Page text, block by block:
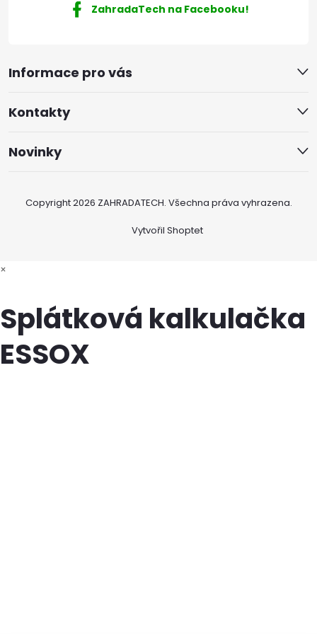
Informace pro vás
Kontakty
Novinky
ZahradaTech na Facebooku!
Vytvořil Shoptet
Copyright 2026 ZAHRADATECH. Všechna práva vyhrazena.
×
Splátková kalkulačka
ESSOX